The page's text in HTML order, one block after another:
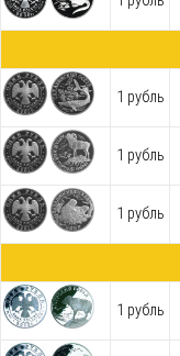
1 рубль
1 рубль
1 рубль
1 рубль